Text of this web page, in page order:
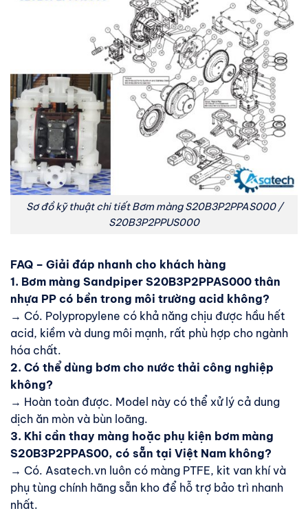
Sơ đồ kỹ thuật chi tiết Bơm màng S20B3P2PPAS000 /
S20B3P2PPUS000
FAQ – Giải đáp nhanh cho khách hàng
1. Bơm màng Sandpiper S20B3P2PPAS000 thân
nhựa PP có bền trong môi trường acid không?
→ Có. Polypropylene có khả năng chịu được hầu hết
acid, kiềm và dung môi mạnh, rất phù hợp cho ngành
hóa chất.
2. Có thể dùng bơm cho nước thải công nghiệp
không?
→ Hoàn toàn được. Model này có thể xử lý cả dung
dịch ăn mòn và bùn loãng.
3. Khi cần thay màng hoặc phụ kiện bơm màng
S20B3P2PPAS00, có sẵn tại Việt Nam không?
→ Có. Asatech.vn luôn có màng PTFE, kit van khí và
phụ tùng chính hãng sẵn kho để hỗ trợ bảo trì nhanh
nhất.